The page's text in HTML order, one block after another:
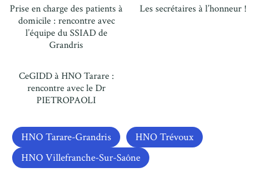
Prise en charge des patients à
domicile : rencontre avec
l’équipe du SSIAD de
Grandris
Les secrétaires à l’honneur !
CeGIDD à HNO Tarare :
rencontre avec le Dr
PIETROPAOLI
HNO Tarare-Grandris
HNO Trévoux
HNO Villefranche-Sur-Saône